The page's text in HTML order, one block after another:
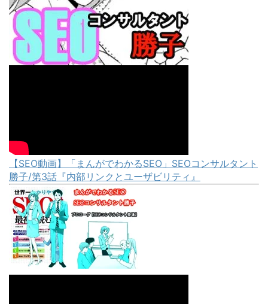
【SEO動画】「まんがでわかるSEO」SEOコンサルタント
勝子/第3話『内部リンクとユーザビリティ』